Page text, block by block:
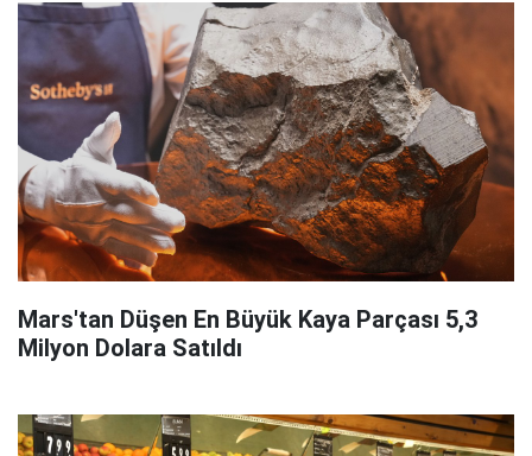
Mars'tan Düşen En Büyük Kaya Parçası 5,3
Milyon Dolara Satıldı